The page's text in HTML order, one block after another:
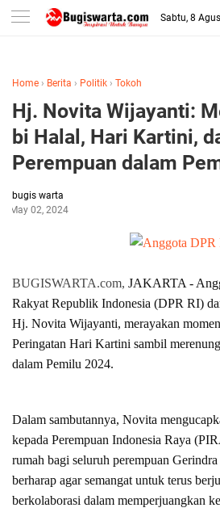
-->
Sabtu, 8
Home › Berita › Politik › Tokoh
Hj. Novita Wijayanti:
bi Halal, Hari Kartini,
Perempuan dalam
bugis warta
May 02, 2024
BUGISWARTA.com, JAKARTA -
Rakyat Republik Indonesia (DPR RI)
Hj. Novita Wijayanti, merayakan
Peringatan Hari Kartini sambil
dalam Pemilu 2024.
Dalam sambutannya, Novita
kepada Perempuan Indonesia Raya
rumah bagi seluruh perempuan
berharap agar semangat untuk terus
berkolaborasi dalam memperjuangkan